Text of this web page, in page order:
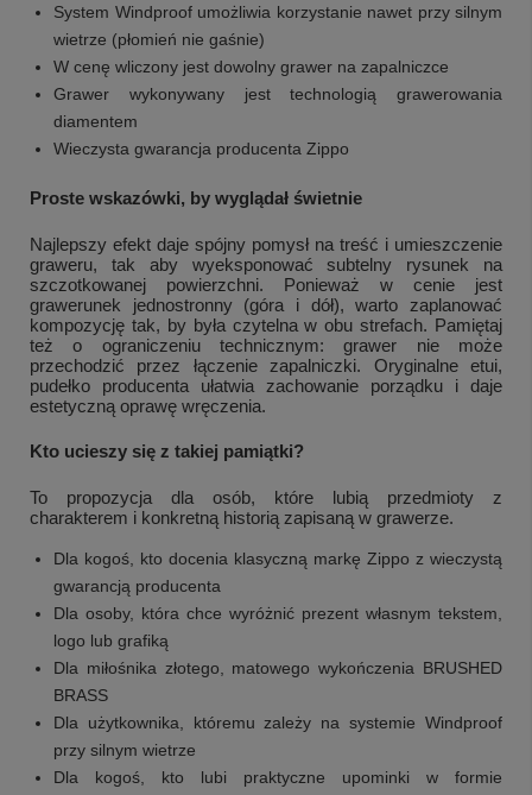
System Windproof umożliwia korzystanie nawet przy silnym
wietrze (płomień nie gaśnie)
W cenę wliczony jest dowolny grawer na zapalniczce
Grawer wykonywany jest technologią grawerowania
diamentem
Wieczysta gwarancja producenta Zippo
Proste wskazówki, by wyglądał świetnie
Najlepszy efekt daje spójny pomysł na treść i umieszczenie
graweru, tak aby wyeksponować subtelny rysunek na
szczotkowanej powierzchni. Ponieważ w cenie jest
grawerunek jednostronny (góra i dół), warto zaplanować
kompozycję tak, by była czytelna w obu strefach. Pamiętaj
też o ograniczeniu technicznym: grawer nie może
przechodzić przez łączenie zapalniczki. Oryginalne etui,
pudełko producenta ułatwia zachowanie porządku i daje
estetyczną oprawę wręczenia.
Kto ucieszy się z takiej pamiątki?
To propozycja dla osób, które lubią przedmioty z
charakterem i konkretną historią zapisaną w grawerze.
Dla kogoś, kto docenia klasyczną markę Zippo z wieczystą
gwarancją producenta
Dla osoby, która chce wyróżnić prezent własnym tekstem,
logo lub grafiką
Dla miłośnika złotego, matowego wykończenia BRUSHED
BRASS
Dla użytkownika, któremu zależy na systemie Windproof
przy silnym wietrze
Dla kogoś, kto lubi praktyczne upominki w formie